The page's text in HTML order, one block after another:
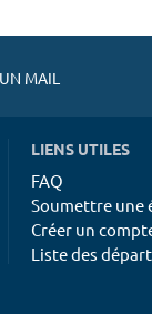
MAIL
LIENS UTILES
FAQ
Soumettre une
Créer un
Liste des